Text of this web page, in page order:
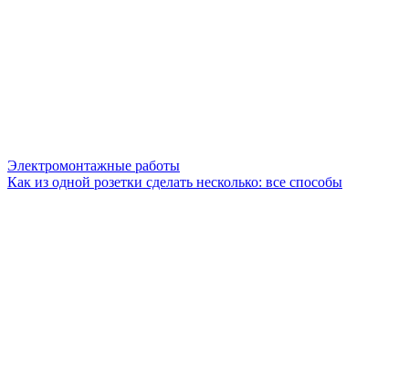
Электромонтажные работы
Как из одной розетки сделать несколько: все способы